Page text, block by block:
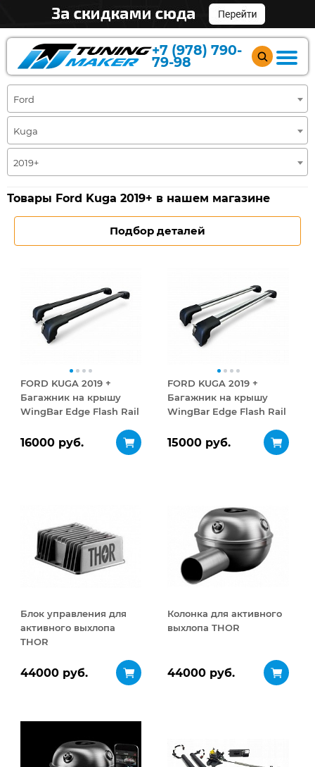
+7 (978) 790-
79-98
Ford
Kuga
2019+
Товары Ford Kuga 2019+ в нашем магазине
Подбор деталей
FORD KUGA 2019 +
Багажник на крышу
WingBar Edge Flash Rail
16000 руб.
FORD KUGA 2019 +
Багажник на крышу
WingBar Edge Flash Rail
15000 руб.
Блок управления для
активного выхлопа
THOR
44000 руб.
Колонка для активного
выхлопа THOR
44000 руб.